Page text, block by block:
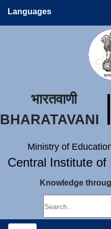
Languages
भारतवाणी
BHARATAVANI
Ministry of
Central Institute
Knowledge